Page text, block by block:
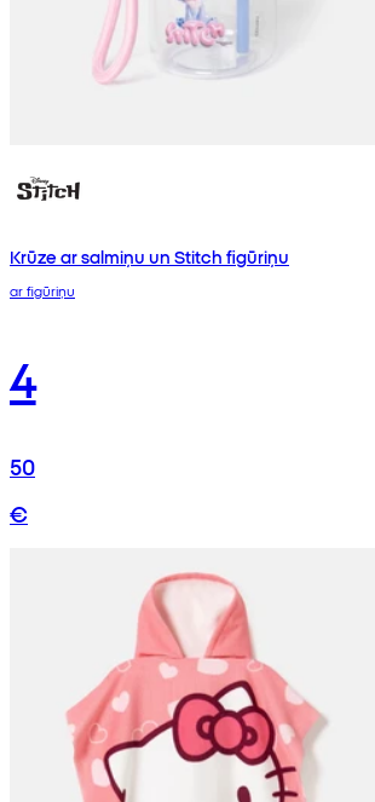
Krūze ar salmiņu un Stitch figūriņu
ar figūriņu
4
50
€